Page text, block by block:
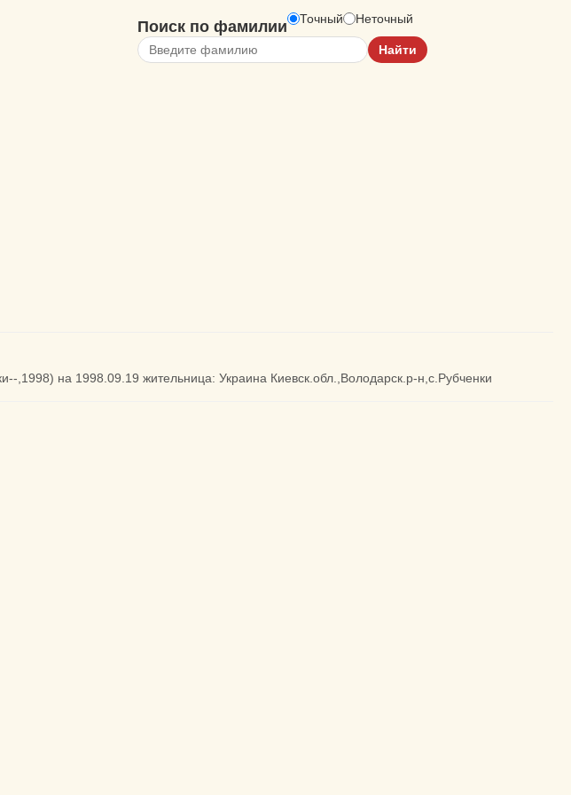
Поиск по фамилии Точный Неточный
,1998) на 1998.09.19 жительница: Украина Киевск.обл.,Володарск.р-н,с.Рубченки